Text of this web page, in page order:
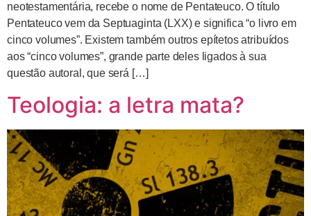
neotestamentária, recebe o nome de Pentateuco. O título
Pentateuco vem da Septuaginta (LXX) e significa “o livro em
cinco volumes”. Existem também outros epítetos atribuídos
aos “cinco volumes”, grande parte deles ligados à sua
questão autoral, que será […]
Teologia: a letra mata?